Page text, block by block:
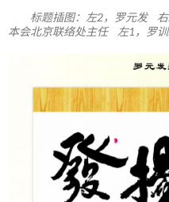
标题插图：左2，罗元发
本会北京联络处主任 左1，罗